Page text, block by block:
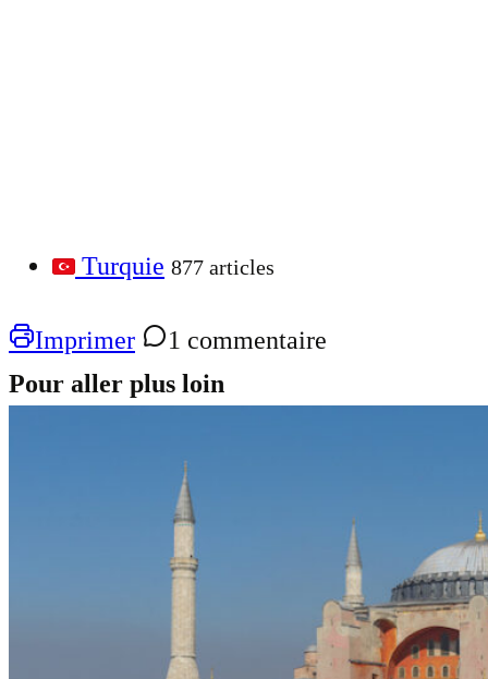
Turquie 877 articles
Imprimer
1 commentaire
Pour aller plus loin